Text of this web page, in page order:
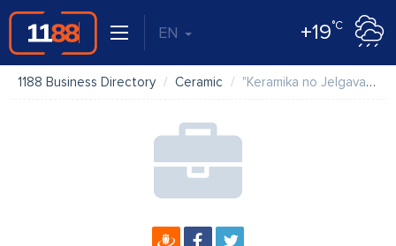
EN +19°C
1188 Business Directory Ceramic "Keramika no Jelgavas" AS "Keramika - AN" kiosks